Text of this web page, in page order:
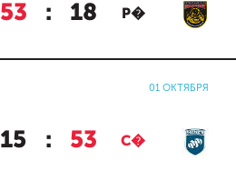
53 : 18 Р�
01 ОКТЯБРЯ
15 : 53 С�